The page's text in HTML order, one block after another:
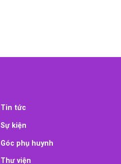
Tin tức
Sự kiện
Góc phụ huynh
Thư viện